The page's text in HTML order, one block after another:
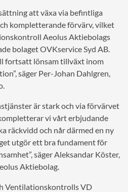
att växa via befintliga
kompletterande förvärv, vilket
Aeolus Aktiebolags
bolaget OVKservice Syd AB.
fortsatt lönsam tillväxt inom
säger Per-Johan Dahlgren,
är stark och via förvärvet
vi vårt erbjudande
räckvidd och når därmed en ny
utgör ett bra fundament för
säger Aleksandar Köster,
Aktiebolag.
Ventilationskontrolls VD